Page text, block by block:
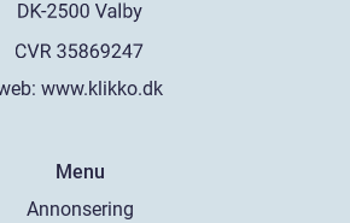
www.klikko.dk
Menu
Annonsering